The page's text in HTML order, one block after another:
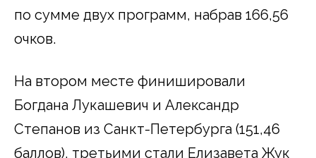
по сумме двух программ, набрав 166,56
очков.
На втором месте финишировали
Богдана Лукашевич и Александр
Степанов из Санкт-Петербурга (151,46
баллов), третьими стали Елизавета Жук